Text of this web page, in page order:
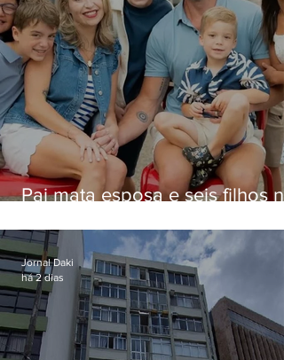
Pai mata esposa e seis filhos
Jornal Daki
há 2 dias